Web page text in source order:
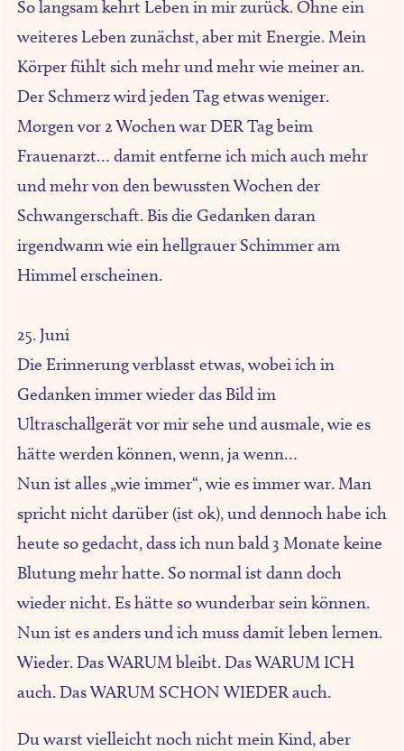
So langsam kehrt Leben in mir zurück. Ohne ein
weiteres Leben zunächst, aber mit Energie. Mein
Körper fühlt sich mehr und mehr wie meiner an.
Der Schmerz wird jeden Tag etwas weniger.
Morgen vor 2 Wochen war DER Tag beim
Frauenarzt… damit entferne ich mich auch mehr
und mehr von den bewussten Wochen der
Schwangerschaft. Bis die Gedanken daran
irgendwann wie ein hellgrauer Schimmer am
Himmel erscheinen.
25. Juni
Die Erinnerung verblasst etwas, wobei ich in
Gedanken immer wieder das Bild im
Ultraschallgerät vor mir sehe und ausmale, wie es
hätte werden können, wenn, ja wenn…
Nun ist alles „wie immer“, wie es immer war. Man
spricht nicht darüber (ist ok), und dennoch habe ich
heute so gedacht, dass ich nun bald 3 Monate keine
Blutung mehr hatte. So normal ist dann doch
wieder nicht. Es hätte so wunderbar sein können.
Nun ist es anders und ich muss damit leben lernen.
Wieder. Das WARUM bleibt. Das WARUM ICH
auch. Das WARUM SCHON WIEDER auch.
Du warst vielleicht noch nicht mein Kind, aber